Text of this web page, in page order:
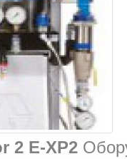
2 E-XP2